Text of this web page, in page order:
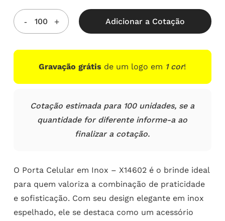
5.00de
5, com
baseado
em
clientes
Adicionar a Cotação
Gravação grátis de um logo em 1 cor!
Cotação estimada para 100 unidades, se a
quantidade for diferente informe-a ao
finalizar a cotação.
O Porta Celular em Inox – X14602 é o brinde ideal
para quem valoriza a combinação de praticidade
e sofisticação. Com seu design elegante em inox
espelhado, ele se destaca como um acessório